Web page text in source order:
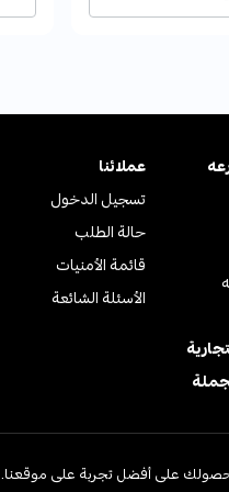
تسجيل الدخول
حالة الطلب
قائمة الأمنيات
الأسئلة الشائعة
عملائنا
حصولك على أفضل تجربة على موقعنا.